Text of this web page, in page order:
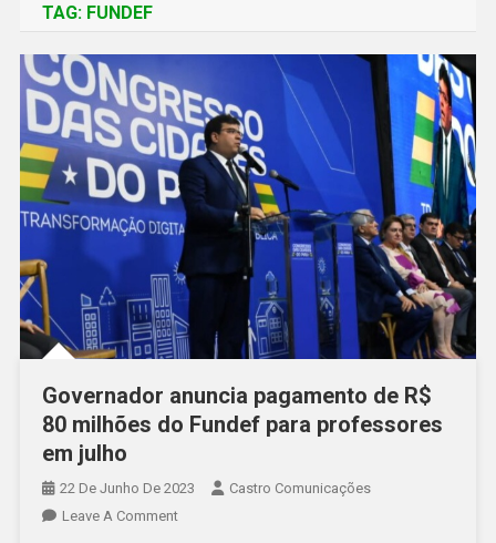
TAG: FUNDEF
Governador anuncia pagamento de R$
80 milhões do Fundef para professores
em julho
22 De Junho De 2023
Castro Comunicações
Leave A Comment